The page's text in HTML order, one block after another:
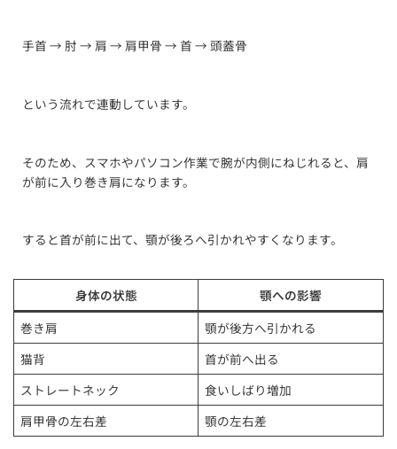
手首 → 肘 → 肩 → 肩甲骨 → 首 → 頭蓋骨
という流れで連動しています。
そのため、スマホやパソコン作業で腕が内側にねじれると、肩
が前に入り巻き肩になります。
すると首が前に出て、顎が後ろへ引かれやすくなります。
身体の状態
顎への影響
巻き肩
顎が後方へ引かれる
猫背
首が前へ出る
ストレートネック
食いしばり増加
肩甲骨の左右差
顎の左右差